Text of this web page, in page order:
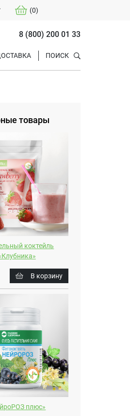
(0)
8 (800) 200 01 33
ПОИСК
товары
коктейль
В корзину
плюс»